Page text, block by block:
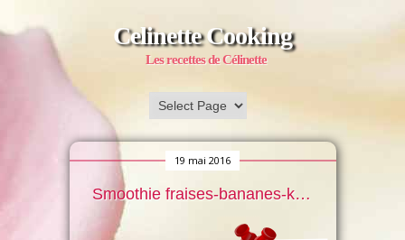
Celinette Cooking
Les recettes de Célinette
19 mai 2016
Smoothie fraises-bananes-kiwis